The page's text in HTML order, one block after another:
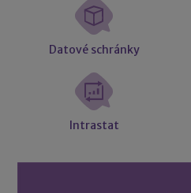
Datové schránky
Intrastat